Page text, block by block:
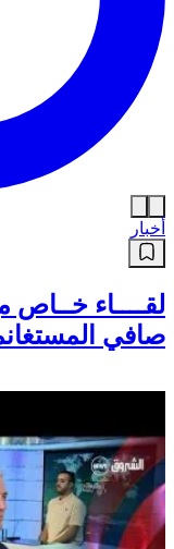
أخبار
لقــــاء خــاص